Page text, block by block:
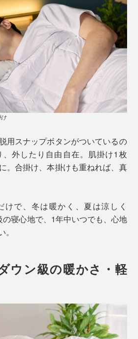
け
用スナップボタンがついているの
外したり自由自在。肌掛け1枚
。合掛け、本掛けも重ねれば、真
けで、冬は暖かく、夏は涼しく
寝心地で、1年中いつでも、心地
ウン級の暖かさ・軽